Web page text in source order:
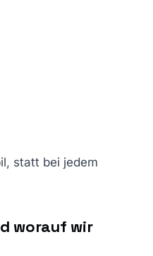
statt bei jedem
worauf wir